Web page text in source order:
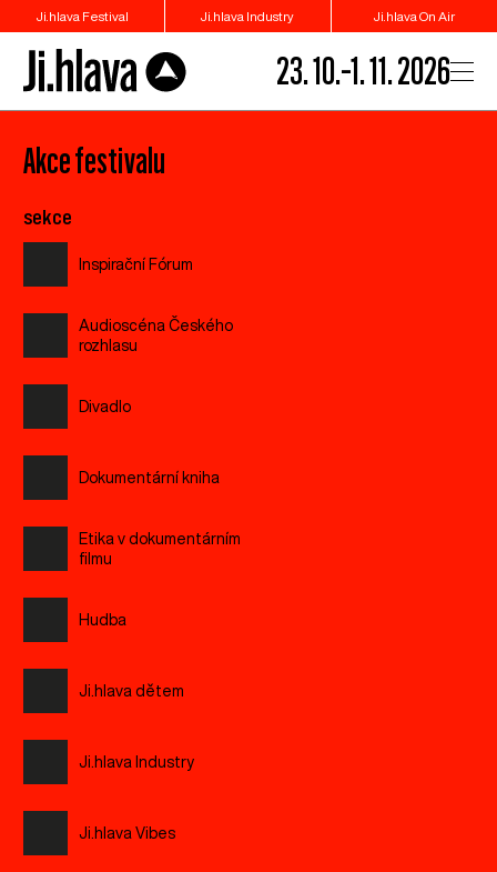
Ji.hlava Festival Ji.hlava Industry Ji.hlava On Air
23. 10.–1. 11. 2026
Akce festivalu
sekce
Inspirační Fórum
Audioscéna Českého
rozhlasu
Divadlo
Dokumentární kniha
Etika v dokumentárním
filmu
Hudba
Ji.hlava dětem
Ji.hlava Industry
Ji.hlava Vibes